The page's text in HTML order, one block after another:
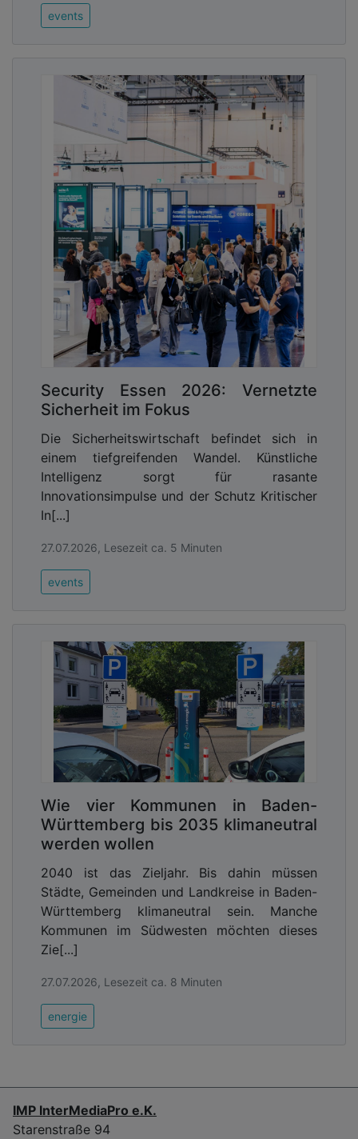
events
Security Essen 2026: Vernetzte
Sicherheit im Fokus
Die Sicherheitswirtschaft befindet sich in
einem tiefgreifenden Wandel. Künstliche
Intelligenz sorgt für rasante
Innovationsimpulse und der Schutz Kritischer
In[...]
27.07.2026, Lesezeit ca. 5 Minuten
events
Wie vier Kommunen in Baden-
Württemberg bis 2035 klimaneutral
werden wollen
2040 ist das Zieljahr. Bis dahin müssen
Städte, Gemeinden und Landkreise in Baden-
Württemberg klimaneutral sein. Manche
Kommunen im Südwesten möchten dieses
Zie[...]
27.07.2026, Lesezeit ca. 8 Minuten
energie
IMP InterMediaPro e.K.
Starenstraße 94